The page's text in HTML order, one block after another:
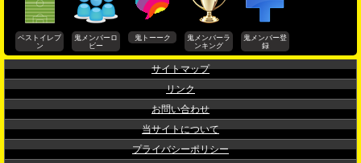
ベストイレブ
ン
鬼メンバーロ
ビー
鬼トーーク
鬼メンバーラ
ンキング
鬼メンバー登
録
サイトマップ
リンク
お問い合わせ
当サイトについて
プライバシーポリシー